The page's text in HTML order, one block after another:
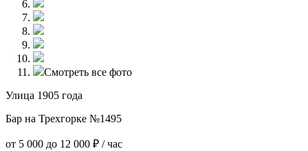
Смотреть все фото
Улица 1905 года
Бар на Трехгорке №1495
от 5 000 до 12 000 ₽ / час